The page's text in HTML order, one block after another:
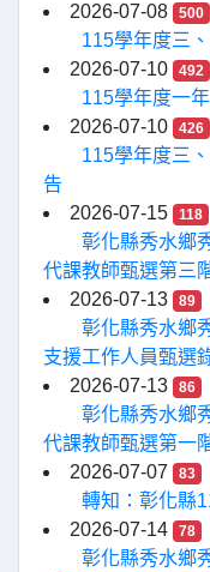
2026-07-08 500
115學年度三
2026-07-10
492
115學年度一
2026-07-10
426
115學年度三
告
2026-07-15
118
彰化縣秀水鄉
代課教師甄選第三
2026-07-13
89
彰化縣秀水鄉
支援工作人員甄選
2026-07-13
86
彰化縣秀水鄉
代課教師甄選第一
2026-07-07
83
轉知：彰化縣
2026-07-14
78
彰化縣秀水鄉